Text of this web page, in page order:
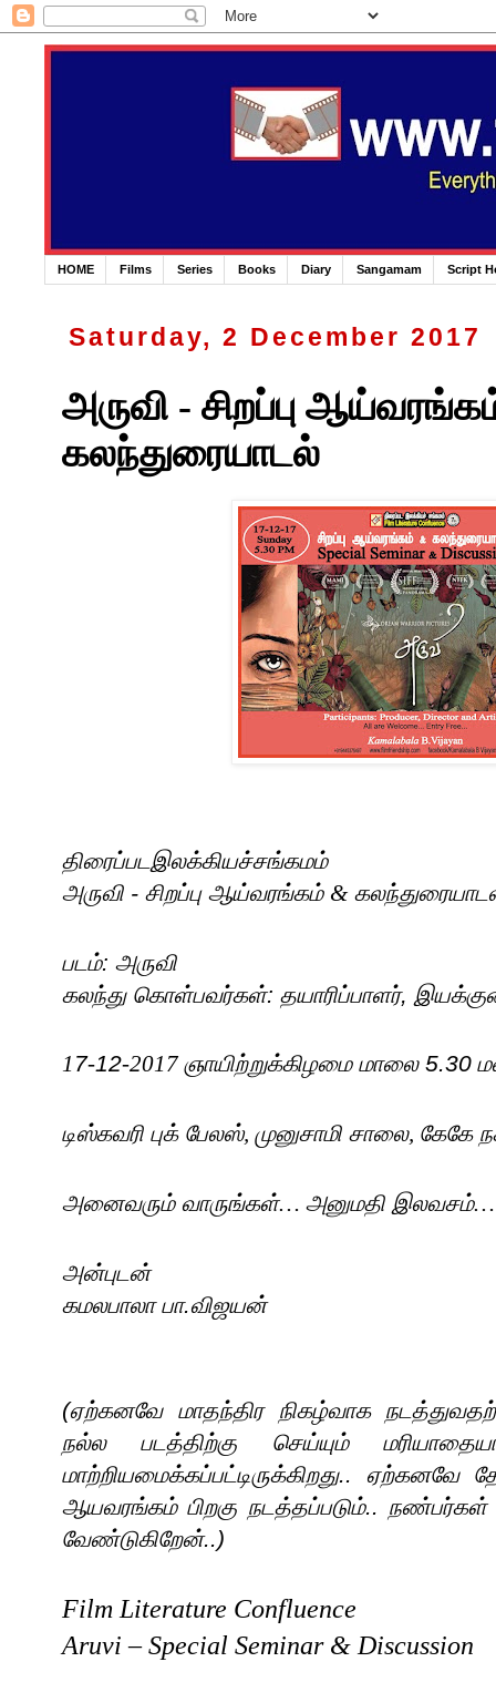
HOME Films Series Books Diary Sangamam Script
Saturday, 2 December 2017
அருவி - சிறப்பு
கலந்துரையாடல்
திரைப்படஇலக்கியச்சங்கமம்
அருவி - சிறப்பு ஆய்வரங்கம் &
படம்: அருவி
கலந்து கொள்பவர்கள்: தயாரிப்பாளர்,
17-12-2017 ஞாயிற்றுக்கிழமை மாலை 5.30
டிஸ்கவரி புக் பேலஸ், முனுசாமி சாலை, கேகே
அனைவரும் வாருங்கள்… அனுமதி இலவசம்…
அன்புடன்
கமலபாலா பா.விஜயன்
(ஏற்கனவே மாதந்திர நிகழ்வாக
நல்ல படத்திற்கு செய்யும்
மாற்றியமைக்கப்பட்டிருக்கிறது.. ஏற்கனவே
ஆயவரங்கம் பிறகு நடத்தப்படும்..
வேண்டுகிறேன்..)
Film Literature Confluence
Aruvi – Special Seminar & Discussion